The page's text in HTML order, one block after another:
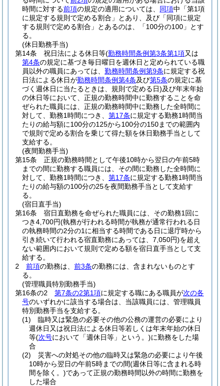
時間に対する前項の規定の適用については、 同項中「第1項
に規定する規則で定める割合」とあり、及び「同項に規定
する規則で定める割合」とあるのは、「100分の100」とす
る。
(休日勤務手当)
第14条
祝日法による休日等(勤務時間条例第3条第1項又は
第4条の規定に基づき毎日曜日を週休日と定められている職
員以外の職員にあっては、 勤務時間条例第9条に規定する祝
日法による休日が勤務時間条例第4条及び第5条の規定に基
づく週休日に当たるときは、規則で定める日)及び年末年始
の休日等において、正規の勤務時間中に勤務することを命
ぜられた職員には、正規の勤務時間中に勤務した全時間に
対して、勤務1時間につき、 第17条に規定する勤務1時間当
たりの給与額に100分の125から100分の150までの範囲内
で規則で定める割合を乗じて得た額を休日勤務手当として
支給する。
(夜間勤務手当)
第15条
正規の勤務時間として午後10時から翌日の午前5時
までの間に勤務する職員には、その間に勤務した全時間に
対して、勤務1時間につき、 第17条に規定する勤務1時間当
たりの給与額の100分の25を夜間勤務手当として支給す
る。
(宿日直手当)
第16条
宿日直勤務を命ぜられた職員には、その勤務1回に
つき4,700円(執務が行われる時間が執務が通常行われる日
の執務時間の2分の1に相当する時間である日に退庁時から
引き続いて行われる宿直勤務にあっては、7,050円)を超え
ない範囲内において規則で定める額を宿日直手当として支
給する。
2
前項の勤務は、 前3条の勤務には、含まれないものとす
る。
(管理職員特別勤務手当)
第16条の2
第7条の2第1項に規定する職にある職員が次の各
号のいずれかに該当する場合は、当該職員には、管理職員
特別勤務手当を支給する。
(1)
臨時又は緊急の必要その他の公務の運営の必要により
週休日又は祝日法による休日等若しくは年末年始の休日
等(次号において「週休日等」という。)に勤務をした場
合
(2)
災害への対処その他の臨時又は緊急の必要により午後
10時から翌日の午前5時までの間(週休日等に含まれる時
間を除く。)であって正規の勤務時間以外の時間に勤務を
した場合